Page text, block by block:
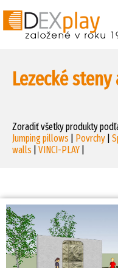
Lezecké steny
Zoradiť všetky produkty
Jumping pillows
Povrchy
walls
VINCI-PLAY